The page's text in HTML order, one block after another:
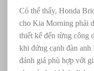
Có thể thấy, Honda
cho Kia Morning phải
thiết kế đến từng công
khi đứng cạnh đàn
đánh giá phù hợp với